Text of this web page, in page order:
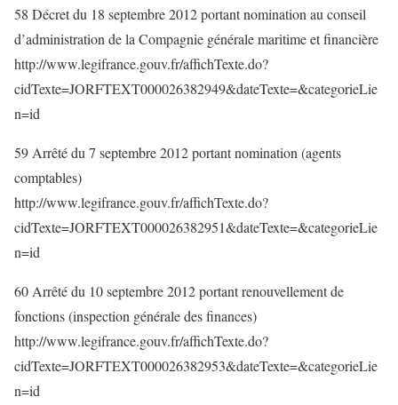
58 Décret du 18 septembre 2012 portant nomination au conseil
d’administration de la Compagnie générale maritime et financière
http://www.legifrance.gouv.fr/affichTexte.do?
cidTexte=JORFTEXT000026382949&dateTexte=&categorieLie
n=id
59 Arrêté du 7 septembre 2012 portant nomination (agents
comptables)
http://www.legifrance.gouv.fr/affichTexte.do?
cidTexte=JORFTEXT000026382951&dateTexte=&categorieLie
n=id
60 Arrêté du 10 septembre 2012 portant renouvellement de
fonctions (inspection générale des finances)
http://www.legifrance.gouv.fr/affichTexte.do?
cidTexte=JORFTEXT000026382953&dateTexte=&categorieLie
n=id